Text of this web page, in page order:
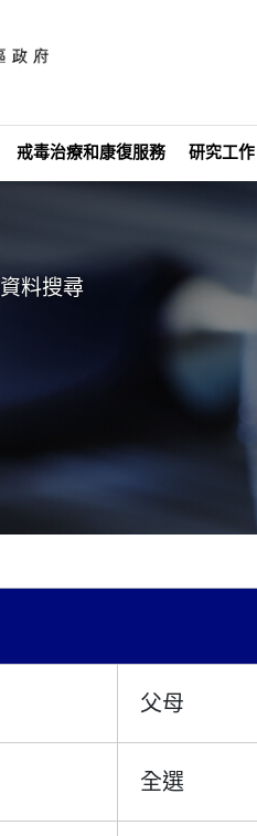
戒毒治療和康復服務 研究工作
資料搜尋
父母
全選